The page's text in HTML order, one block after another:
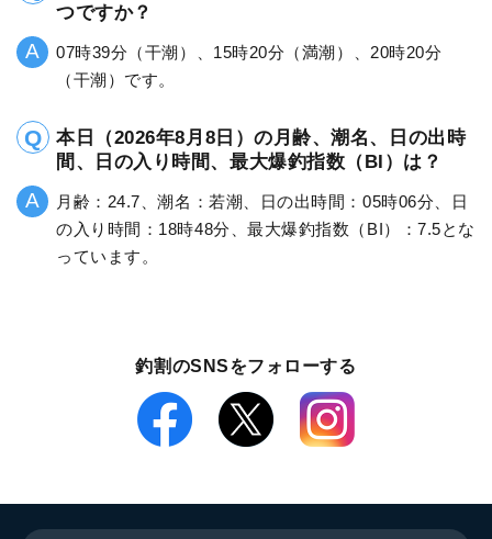
つですか？
07時39分（干潮）、15時20分（満潮）、20時20分
（干潮）です。
本日（2026年8月8日）の月齢、潮名、日の出時
間、日の入り時間、最大爆釣指数（BI）は？
月齢：24.7、潮名：若潮、日の出時間：05時06分、日
の入り時間：18時48分、最大爆釣指数（BI）：7.5とな
っています。
釣割のSNSをフォローする